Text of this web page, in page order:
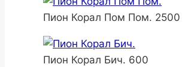
Пион Корал Пом Пом. 2500
Пион Корал Бич. 600